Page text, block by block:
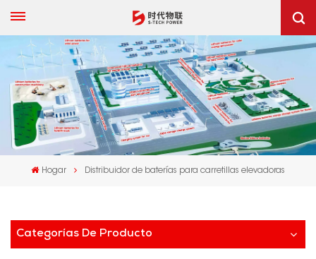
Hogar Distribuidor de baterías para carretillas elevadoras
Categorías De Producto